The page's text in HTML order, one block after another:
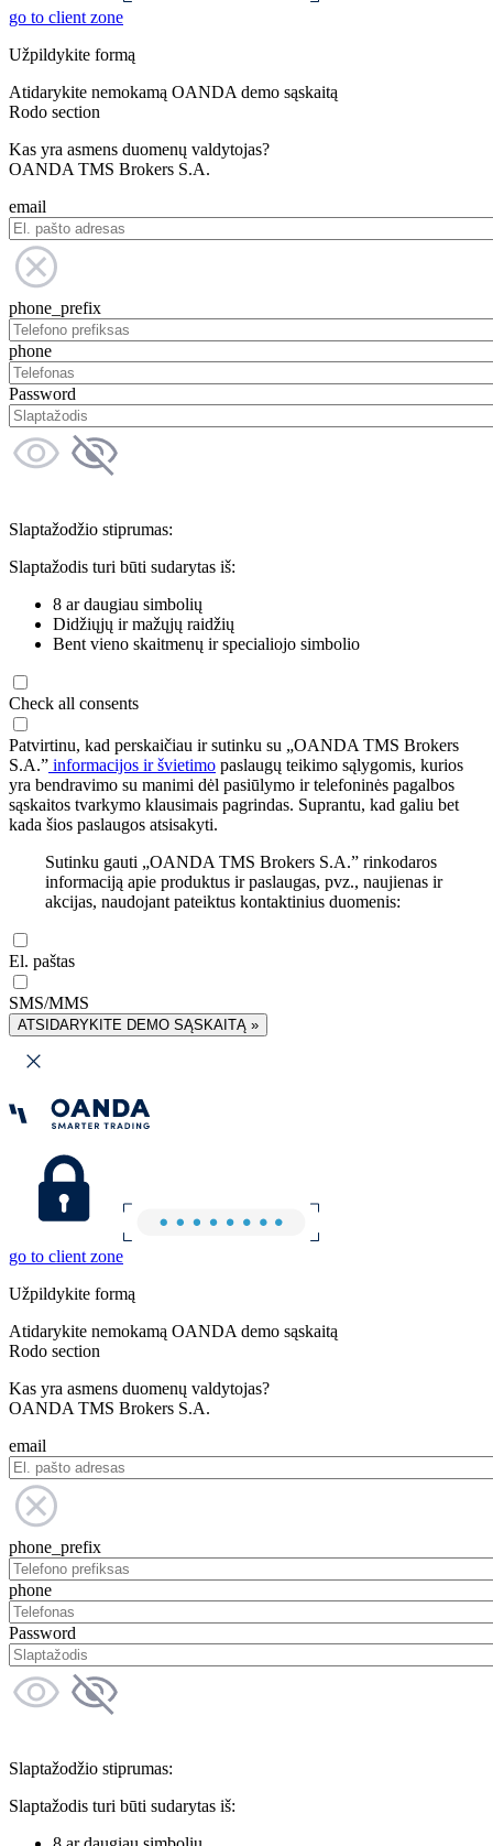
go to client zone
Užpildykite formą
Atidarykite nemokamą OANDA demo sąskaitą
Rodo section
Kas yra asmens duomenų valdytojas?
OANDA TMS Brokers S.A.
email
phone_prefix
phone
Password
Slaptažodžio stiprumas:
Slaptažodis turi būti sudarytas iš:
8 ar daugiau simbolių
Didžiųjų ir mažųjų raidžių
Bent vieno skaitmenų ir specialiojo simbolio
Check all consents
Patvirtinu, kad perskaičiau ir sutinku su „OANDA TMS Brokers
S.A.” informacijos ir švietimo paslaugų teikimo sąlygomis, kurios
yra bendravimo su manimi dėl pasiūlymo ir telefoninės pagalbos
sąskaitos tvarkymo klausimais pagrindas. Suprantu, kad galiu bet
kada šios paslaugos atsisakyti.
Sutinku gauti „OANDA TMS Brokers S.A.” rinkodaros
informaciją apie produktus ir paslaugas, pvz., naujienas ir
akcijas, naudojant pateiktus kontaktinius duomenis:
El. paštas
SMS/MMS
ATSIDARYKITE DEMO SĄSKAITĄ »
go to client zone
Užpildykite formą
Atidarykite nemokamą OANDA demo sąskaitą
Rodo section
Kas yra asmens duomenų valdytojas?
OANDA TMS Brokers S.A.
email
phone_prefix
phone
Password
Slaptažodžio stiprumas:
Slaptažodis turi būti sudarytas iš: